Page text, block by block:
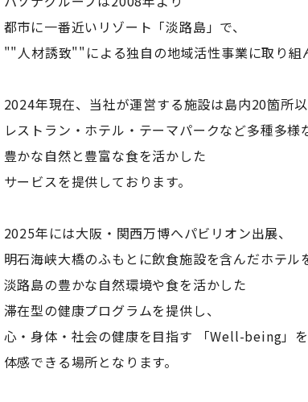
都市に一番近いリゾート「淡路島」で、
""人材誘致""による独自の地域活性事業に取り組
2024年現在、当社が運営する施設は島内20箇所以
レストラン・ホテル・テーマパークなど多種多様
豊かな自然と豊富な食を活かした
サービスを提供しております。
2025年には大阪・関西万博へパビリオン出展、
明石海峡大橋のふもとに飲食施設を含んだホテル
淡路島の豊かな自然環境や食を活かした
滞在型の健康プログラムを提供し、
心・身体・社会の健康を目指す 「Well-being」を
体感できる場所となります。